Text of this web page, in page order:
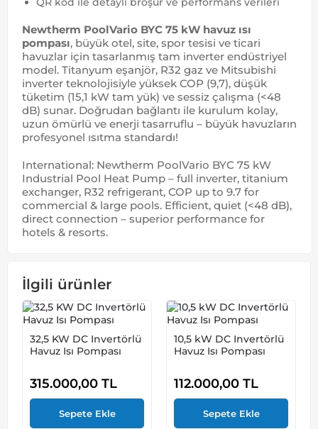
Newtherm PoolVario BYC 75 kW havuz ısı
pompası, büyük otel, site, spor tesisi ve ticari
havuzlar için tasarlanmış tam inverter endüstriyel
model. Titanyum eşanjör, R32 gaz ve Mitsubishi
inverter teknolojisiyle yüksek COP (9,7), düşük
tüketim (15,1 kW tam yük) ve sessiz çalışma (<48
dB) sunar. Doğrudan bağlantı ile kurulum kolay,
uzun ömürlü ve enerji tasarruflu – büyük havuzların
profesyonel ısıtma standardı!
International: Newtherm PoolVario BYC 75 kW
Industrial Pool Heat Pump – full inverter, titanium
exchanger, R32 refrigerant, COP up to 9.7 for
commercial & large pools. Efficient, quiet (<48 dB),
direct connection – superior performance for
hotels & resorts.
İlgili ürünler
32,5 KW DC Invertörlü
Havuz Isı Pompası
315.000,00 TL
10,5 kW DC Invertörlü
Havuz Isı Pompası
112.000,00 TL